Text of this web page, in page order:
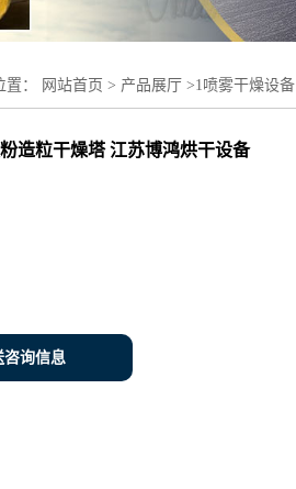
置： 网站首页 > 产品展厅 >1喷雾干燥设备
造粒干燥塔 江苏博鸿烘干设备
咨询信息